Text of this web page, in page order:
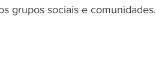
grupos sociais e comunidades.